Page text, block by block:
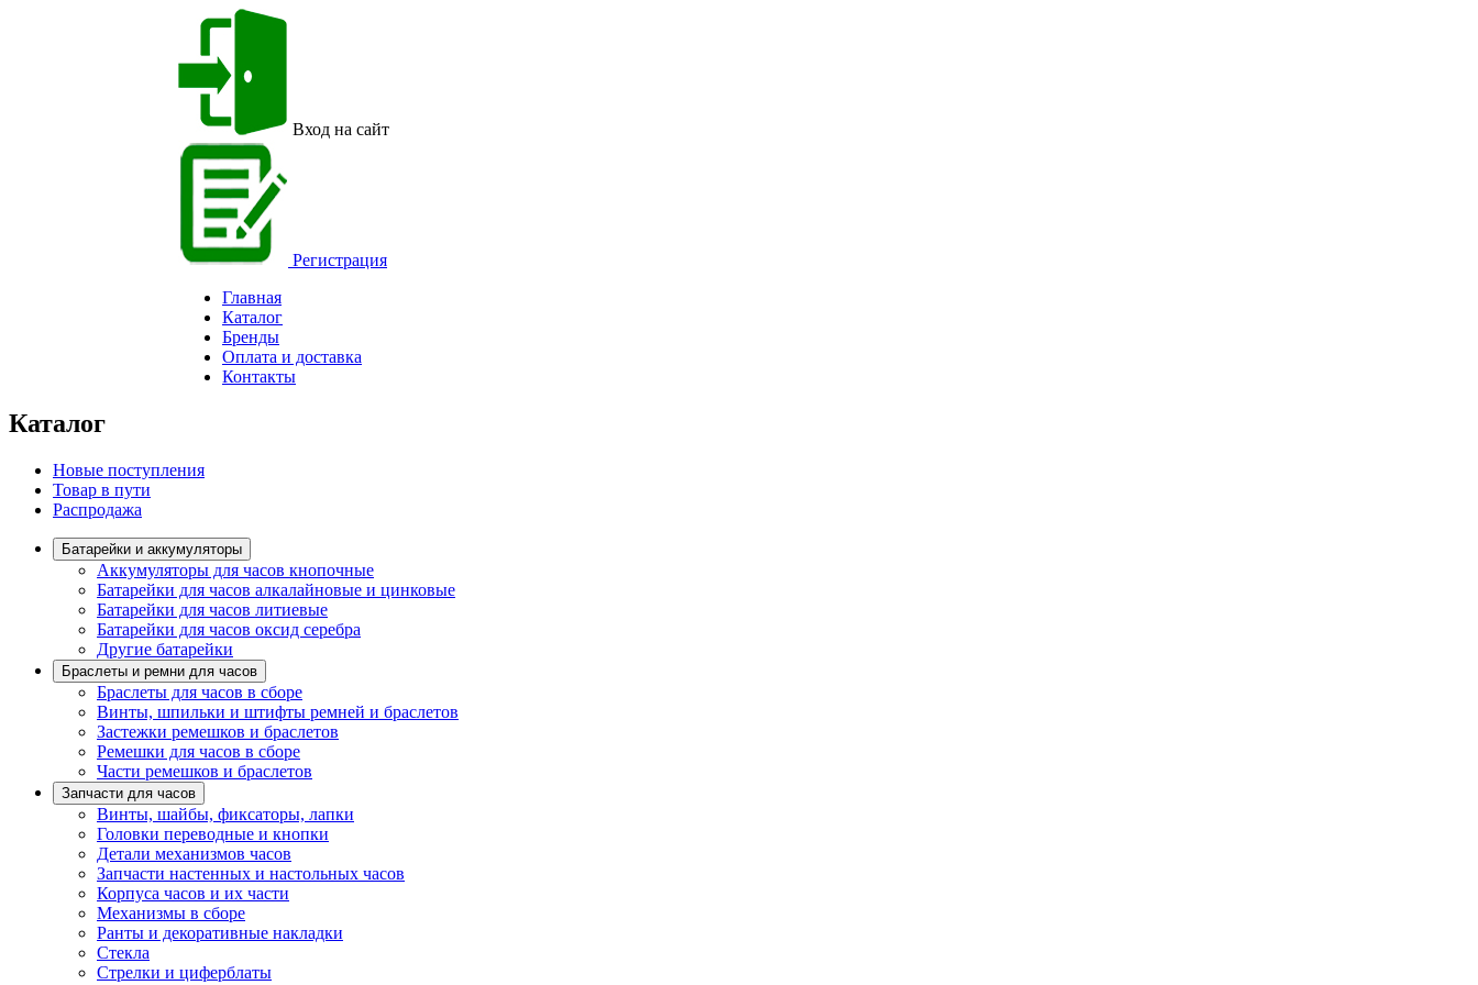
Вход на сайт
Регистрация
Главная
Каталог
Бренды
Оплата и доставка
Контакты
Каталог
Новые поступления
Товар в пути
Распродажа
Батарейки и аккумуляторы
Аккумуляторы для часов кнопочные
Батарейки для часов алкалайновые и цинковые
Батарейки для часов литиевые
Батарейки для часов оксид серебра
Другие батарейки
Браслеты и ремни для часов
Браслеты для часов в сборе
Винты, шпильки и штифты ремней и браслетов
Застежки ремешков и браслетов
Ремешки для часов в сборе
Части ремешков и браслетов
Запчасти для часов
Винты, шайбы, фиксаторы, лапки
Головки переводные и кнопки
Детали механизмов часов
Запчасти настенных и настольных часов
Корпуса часов и их части
Механизмы в сборе
Ранты и декоративные накладки
Стекла
Стрелки и циферблаты